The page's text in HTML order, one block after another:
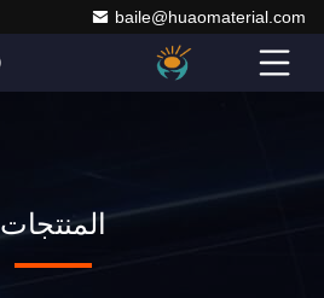
baile@huaomaterial.com
المنتجات